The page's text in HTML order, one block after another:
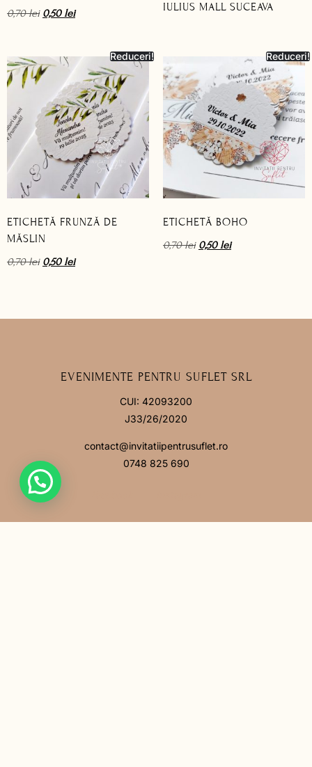
0,70lei 0,50lei
IULIUS MALL SUCEAVA
Reduceri!
ETICHETĂ FRUNZĂ DE
MĂSLIN
0,70lei 0,50lei
Reduceri!
ETICHETĂ BOHO
0,70lei 0,50lei
EVENIMENTE PENTRU SUFLET SRL
CUI: 42093200
J33/26/2020
contact@invitatiipentrusuflet.ro
0748 825 690